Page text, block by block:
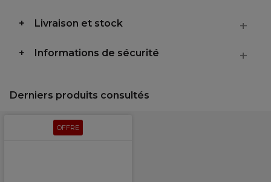
Livraison et stock
Informations de sécurité
Derniers produits consultés
OFFRE